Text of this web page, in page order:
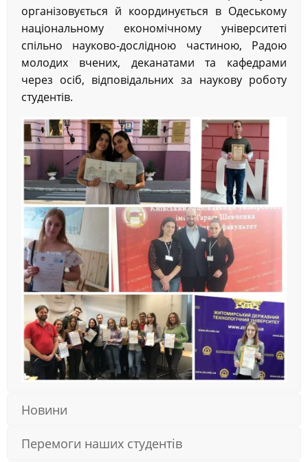
організовується й координується в Одеському
національному економічному університеті
спільно науково-дослідною частиною, Радою
молодих вчених, деканатами та кафедрами
через осіб, відповідальних за наукову роботу
студентів.
Новини
Перемоги наших студентів